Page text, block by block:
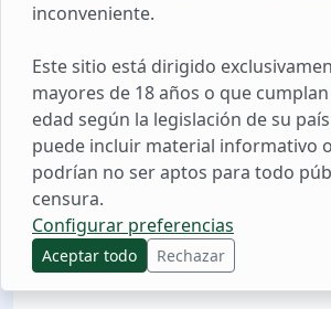
31 ENE. 2026 19:42
ingreso a penal Ancón I
inconveniente.
Este sitio está dirigido
mayores de 18 años o que
edad según la legislación de su
puede incluir material informativo
podrían no ser aptos para todo
censura.
Configurar preferencias
Aceptar todo Rechazar